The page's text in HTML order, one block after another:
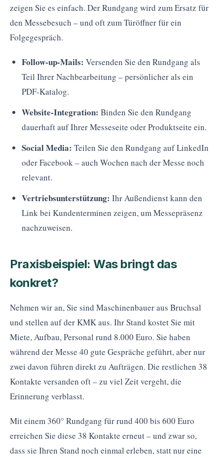
zeigen Sie es einfach. Der Rundgang wird zum Ersatz für
den Messebesuch – und oft zum Türöffner für ein
Folgegespräch.
Follow-up-Mails: Versenden Sie den Rundgang als
Teil Ihrer Nachbearbeitung – persönlicher als ein
PDF-Katalog.
Website-Integration: Binden Sie den Rundgang
dauerhaft auf Ihrer Messeseite oder Produktseite ein.
Social Media: Teilen Sie den Rundgang auf LinkedIn
oder Facebook – auch Wochen nach der Messe noch
relevant.
Vertriebsunterstützung: Ihr Außendienst kann den
Link bei Kundenterminen zeigen, um Messepräsenz
nachzuweisen.
Praxisbeispiel: Was bringt das
konkret?
Nehmen wir an, Sie sind Maschinenbauer aus Bruchsal
und stellen auf der KMK aus. Ihr Stand kostet Sie mit
Miete, Aufbau, Personal rund 8.000 Euro. Sie haben
während der Messe 40 gute Gespräche geführt, aber nur
zwei davon führen direkt zu Aufträgen. Die restlichen 38
Kontakte versanden oft – zu viel Zeit vergeht, die
Erinnerung verblasst.
Mit einem 360° Rundgang für rund 400 bis 600 Euro
erreichen Sie diese 38 Kontakte erneut – und zwar so,
dass sie Ihren Stand noch einmal erleben, statt nur eine